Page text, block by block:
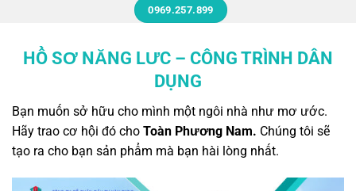
0969.257.899
HỒ SƠ NĂNG LƯC – CÔNG TRÌNH DÂN
DỤNG
Bạn muốn sở hữu cho mình một ngôi nhà như mơ ước.
Hãy trao cơ hội đó cho Toàn Phương Nam. Chúng tôi sẽ
tạo ra cho bạn sản phẩm mà bạn hài lòng nhất.